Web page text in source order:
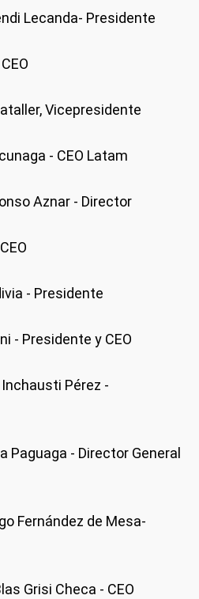
Lecanda- Presidente
Vicepresidente
- CEO Latam
Aznar - Director
- Presidente
- Presidente y CEO
Pérez -
Paguaga - Director General
Fernández de Mesa-
Grisi Checa - CEO